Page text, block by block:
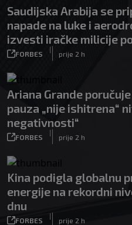
Saudijska Arabija se
napade na luke i
izvesti iračke milicije
FORBES
|
prije 2 h
Ariana Grande
pauza „nije ishitrena“
negativnosti“
FORBES
|
prije 2 h
Kina podigla globalnu
energije na rekordni
dnu
FORBES
|
prije 2 h